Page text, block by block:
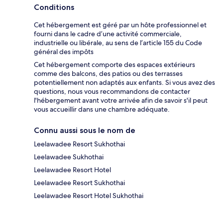
Conditions
Cet hébergement est géré par un hôte professionnel et
fourni dans le cadre d’une activité commerciale,
industrielle ou libérale, au sens de l’article 155 du Code
général des impôts
Cet hébergement comporte des espaces extérieurs
comme des balcons, des patios ou des terrasses
potentiellement non adaptés aux enfants. Si vous avez des
questions, nous vous recommandons de contacter
l'hébergement avant votre arrivée afin de savoir s'il peut
vous accueillir dans une chambre adéquate.
Connu aussi sous le nom de
Leelawadee Resort Sukhothai
Leelawadee Sukhothai
Leelawadee Resort Hotel
Leelawadee Resort Sukhothai
Leelawadee Resort Hotel Sukhothai